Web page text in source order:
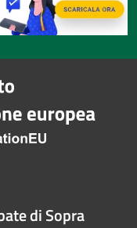
di Sopra